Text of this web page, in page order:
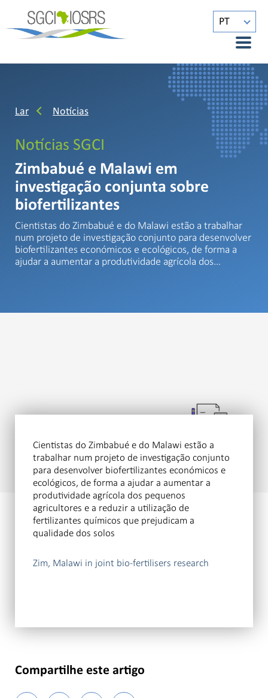
PT
Lar Notícias
Notícias SGCI
Zimbabué e Malawi em
investigação conjunta sobre
biofertilizantes
Cientistas do Zimbabué e do Malawi estão a trabalhar
num projeto de investigação conjunto para desenvolver
biofertilizantes económicos e ecológicos, de forma a
ajudar a aumentar a produtividade agrícola dos…
Cientistas do Zimbabué e do Malawi estão a
trabalhar num projeto de investigação conjunto
para desenvolver biofertilizantes económicos e
ecológicos, de forma a ajudar a aumentar a
produtividade agrícola dos pequenos
agricultores e a reduzir a utilização de
fertilizantes químicos que prejudicam a
qualidade dos solos
Zim, Malawi in joint bio-fertilisers research
Compartilhe este artigo